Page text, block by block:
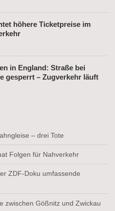
höhere Ticketpreise im
in England: Straße bei
gesperrt – Zugverkehr läuft
– drei Tote
Folgen für Nahverkehr
ZDF-Doku umfassende
zwischen Gößnitz und Zwickau